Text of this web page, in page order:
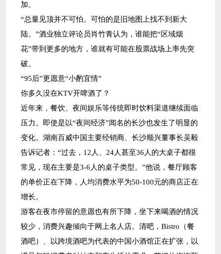
加。
“总量见顶并不可怕。可怕的是旧地图上找不到新大
陆。”酒业独立评论员肖竹青认为，谁能把“区域烟
花”带到更多的地方，谁就有可能在股票战场上率先突
破。
“95后”更愿意“小酌宜情”
你多久没在KTV开啤酒了？
近年来，餐饮、夜间娱乐等传统即时饮料渠道继续面临
压力。即使是以“夜间经济”闻名的长沙也发生了明显的
变化。湖南百威中国主要经销商、长沙顺兴董事长吴毅
告诉记者：“过去，12人、24人甚至36人的大桌子都很
常见，现在主要是3-6人的桌子类型。”他说，餐厅顾客
的单价正在下降，人均消费水平为50-100元的商店正在
增长。
游客在夜市停留的意愿也有所下降，坐下来喝酒的情况
较少，消费兴趣倾向于网上名人店。清吧，Bistro（餐
酒吧）、以跨境酒吧为代表的中国小酒馆正在扩张，以